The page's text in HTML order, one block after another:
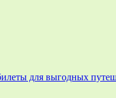
для выгодных